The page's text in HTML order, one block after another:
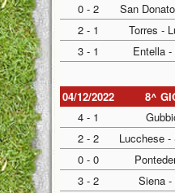
0 - 2
San
2 - 1
Torres -
3 - 1
Entella -
04/12/2022 8^
4 - 1
2 - 2
Lucchese -
0 - 0
3 - 2
Siena -